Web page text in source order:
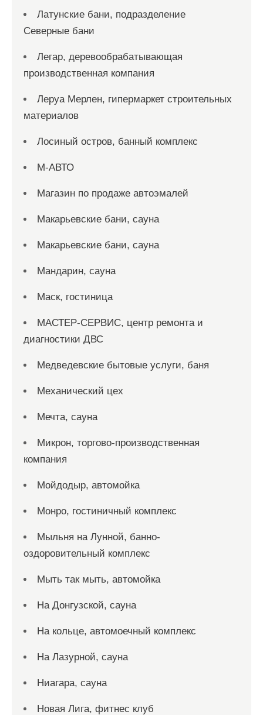
Латунские бани, подразделение
Северные бани
Легар, деревообрабатывающая
производственная компания
Леруа Мерлен, гипермаркет строительных
материалов
Лосиный остров, банный комплекс
М-АВТО
Магазин по продаже автоэмалей
Макарьевские бани, сауна
Макарьевские бани, сауна
Мандарин, сауна
Маск, гостиница
МАСТЕР-СЕРВИС, центр ремонта и
диагностики ДВС
Медведевские бытовые услуги, баня
Механический цех
Мечта, сауна
Микрон, торгово-производственная
компания
Мойдодыр, автомойка
Монро, гостиничный комплекс
Мыльня на Лунной, банно-
оздоровительный комплекс
Мыть так мыть, автомойка
На Донгузской, сауна
На кольце, автомоечный комплекс
На Лазурной, сауна
Ниагара, сауна
Новая Лига, фитнес клуб